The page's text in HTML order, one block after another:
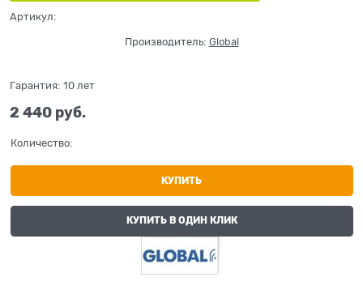
Артикул:
Производитель: Global
Гарантия: 10 лет
2 440 руб.
Количество:
КУПИТЬ
КУПИТЬ В ОДИН КЛИК